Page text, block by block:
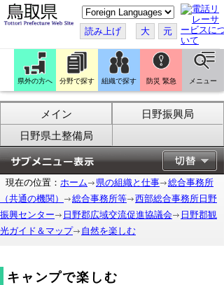
こ
の
ペ
ー
ジ
翻
訳
す
る
読み上げ 大 元
県外の方へ 分野で探す 組織で探す 防災 緊急 メニュー
メイン
日野振興局
日野県土整備局
現在の位置： ホーム 県の組織と仕事
総合事務所
（共通の機関）
総合事務所等
西部総合事務所日野
振興センター
日野郡広域交流促進協議会
日野郡観
光ガイド＆マップ
自然を楽しむ
キャンプで楽しむ